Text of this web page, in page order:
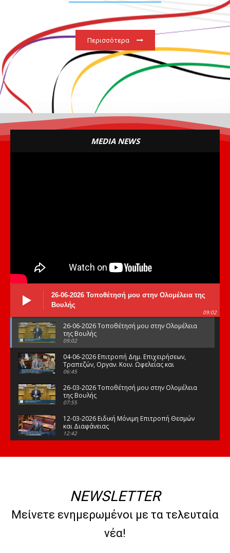
Περισσότερα
MEDIA NEWS
26-06-2026 Τοποθέτησή μου στην Ολομέλεια της
Βουλής
09:02
26-06-2026 Τοποθέτησή μου στην Ολομέλεια
της Βουλής
09:02
04-06-2026 Επιτροπή Δημ. Επιχειρήσεων,
Τραπεζών, Οργαν. Κοιν. Ωφελείας και
Φορέων Κοινων. Ασφάλισης
06:45
26-03-2026 Τοποθέτησή μου στην Ολομέλεια
της Βουλής
07:55
12-03-2026 Ειδική Μόνιμη Επιτροπή Θεσμών
και Διαφάνειας
12:42
της Βουλής
08:47
10-02-2026 Διαρκής Επιτροπή Μορφωτικών
Υποθέσεων
NEWSLETTER
Μείνετε ενημερωμένοι με τα τελευταία
νέα!